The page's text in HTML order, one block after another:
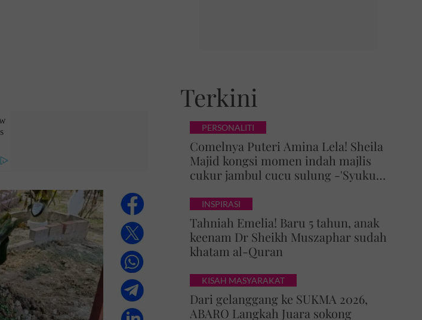
Terkini
PERSONALITI
Comelnya Puteri Amina Lela! Sheila
Majid kongsi momen indah majlis
cukur jambul cucu sulung -'Syukur
INSPIRASI
Tahniah Emelia! Baru 5 tahun, anak
keenam Dr Sheikh Muszaphar sudah
khatam al-Quran
KISAH MASYARAKAT
Dari gelanggang ke SUKMA 2026,
ABARO Langkah Juara sokong